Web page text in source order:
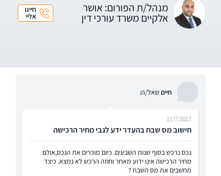
מנהל/ת הפורום: אושר
אלקיים משרד עורכי דין
חייגו
אליי
חיים שאל/ה:
חישוב מס שבח בהעדר ידע לגבי מחיר הרכישה
11/7/2017
נכס נרכש בסוף שנות השבעים. כיום מוכרים את הנכס,אולם
מחיר הרכישה אינו ידוע מאחר וחוזה הרכש לא נמצא. כיצד
מחשבים את מס השבח ?